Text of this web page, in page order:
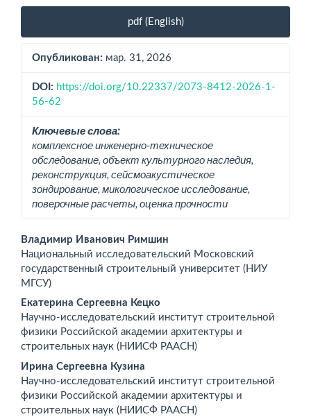
Боковая
панель
статьи
pdf (English)
Опубликован: мар. 31, 2026
DOI: https://doi.org/10.22337/2073-8412-2026-1-
56-62
Ключевые слова:
комплексное инженерно-техническое
обследование, объект культурного наследия,
реконструкция, сейсмоакустическое
зондирование, микологическое исследование,
поверочные расчеты, оценка прочности
Основное
содержимое
статьи
Владимир Иванович Римшин
Национальный исследовательский Московский
государственный строительный университет (НИУ
МГСУ)
Екатерина Сергеевна Кецко
Научно-исследовательский институт строительной
физики Российской академии архитектуры и
строительных наук (НИИСФ РААСН)
Ирина Сергеевна Кузина
Научно-исследовательский институт строительной
физики Российской академии архитектуры и
строительных наук (НИИСФ РААСН)